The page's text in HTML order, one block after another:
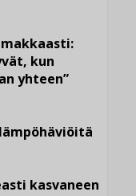
kun
yhteen”
kasvaneen